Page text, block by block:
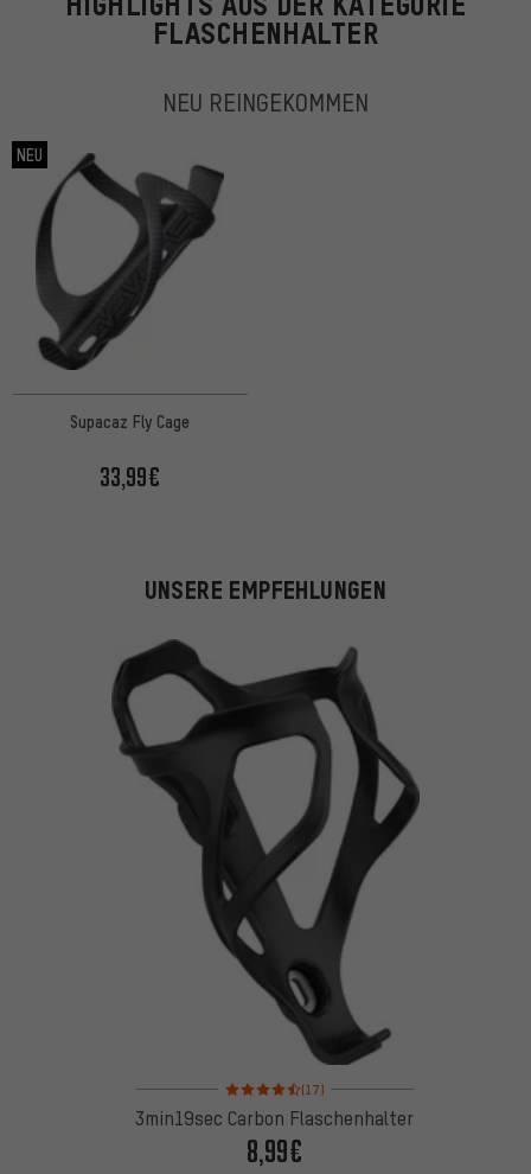
FLASCHENHALTER
NEU REINGEKOMMEN
NEU
Supacaz Fly Cage
33,99€
UNSERE EMPFEHLUNGEN
Bewertungen: 4,5 von 5 basierend auf 17
(17)
3min19sec Carbon Flaschenhalter
8,99€